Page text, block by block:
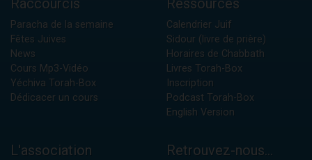
Raccourcis
Paracha de la semaine
Fêtes Juives
News
Cours Mp3-Vidéo
Yéchiva Torah-Box
Dédicacer un cours
Ressources
Calendrier Juif
Sidour (livre de prière)
Horaires de Chabbath
Livres Torah-Box
Inscription
Podcast Torah-Box
English Version
L'association Retrouvez-nous...